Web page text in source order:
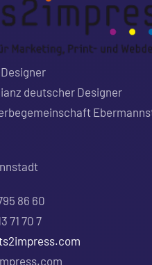
deutscher Designer
86 60
71 70 7